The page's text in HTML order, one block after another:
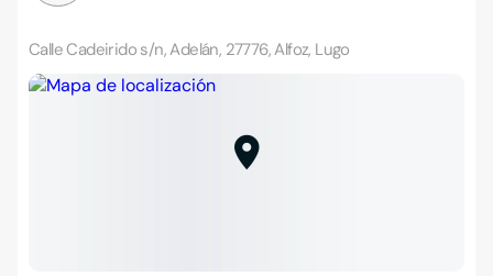
Calle Cadeirido s/n, Adelán, 27776, Alfoz, Lugo